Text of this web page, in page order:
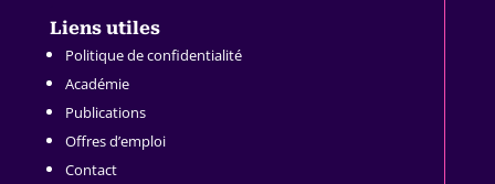
Liens utiles
Politique de confidentialité
Académie
Publications
Offres d’emploi
Contact